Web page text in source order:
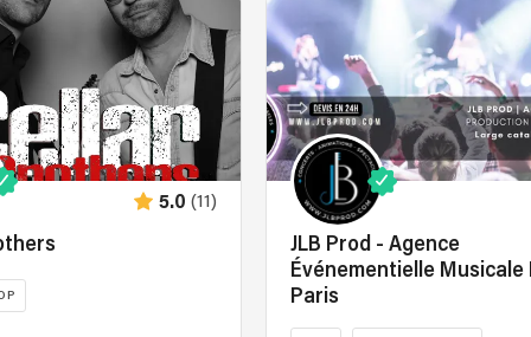
le
frère
et
le
fils
de
ce
dernier,
composé
de
5.0 (11)
JLB Prod - Agence
Événementielle Musicale
Paris